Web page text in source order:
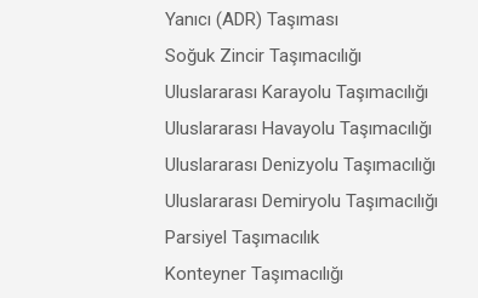
Yanıcı (ADR) Taşıması
Soğuk Zincir Taşımacılığı
Uluslararası Karayolu Taşımacılığı
Uluslararası Havayolu Taşımacılığı
Uluslararası Denizyolu Taşımacılığı
Uluslararası Demiryolu Taşımacılığı
Parsiyel Taşımacılık
Konteyner Taşımacılığı